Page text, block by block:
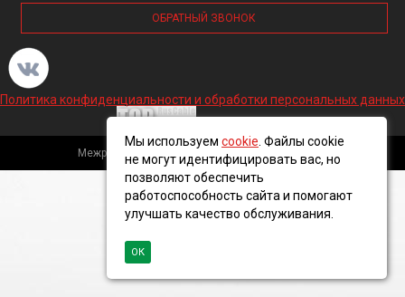
ОБРАТНЫЙ ЗВОНОК
Политика конфиденциальности и обработки персональных данных
Межрегиональная кабельная компания, 2016 ©
Мы используем cookie . Файлы cookie
не могут идентифицировать вас, но
позволяют обеспечить
работоспособность сайта и помогают
улучшать качество обслуживания.
ОК